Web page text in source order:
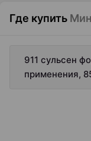
Где купить
911 сульсен
применения,